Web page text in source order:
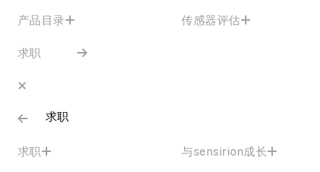
产品目录 传感器评估
求职
求职
求职 与sensirion成长